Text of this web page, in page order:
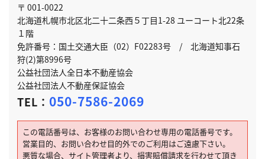
〒 001-0022
北海道札幌市北区北二十二条西５丁目1-28 ユーコート北22条
１階
免許番号：国土交通大臣（02）F02283号 / 北海道知事石
狩(2)第8996号
公益社団法人全日本不動産協会
公益社団法人不動産保証協会
TEL： 050-7586-2069
この電話番号は、お客様のお問い合わせ専用の電話番号です。
営業目的、お問い合わせ目的外でのご利用はご遠慮下さい。
悪質な場合、サイト管理者より、損害賠償請求を行わせて頂き